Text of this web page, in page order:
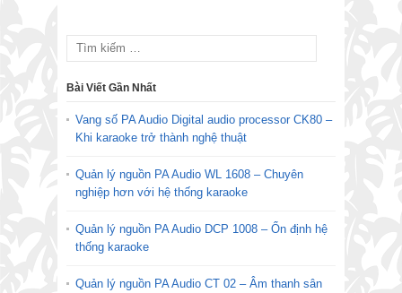
Bài Viết Gần Nhất
Vang số PA Audio Digital audio processor CK80 –
Khi karaoke trở thành nghệ thuật
Quản lý nguồn PA Audio WL 1608 – Chuyên
nghiệp hơn với hệ thống karaoke
Quản lý nguồn PA Audio DCP 1008 – Ổn định hệ
thống karaoke
Quản lý nguồn PA Audio CT 02 – Âm thanh sân